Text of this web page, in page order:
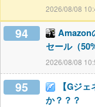
2026/08/08
94
Amazon
セール（
2026/08/08
95
【Gジ
か？？？